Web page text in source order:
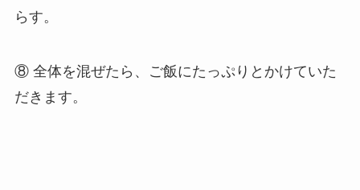
らす。
⑧ 全体を混ぜたら、ご飯にたっぷりとかけていた
だきます。